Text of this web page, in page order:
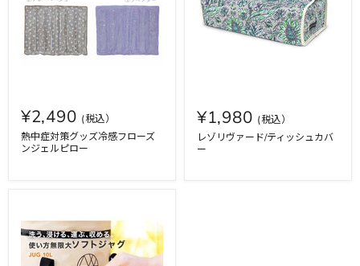
¥2,490
熱中症対策グッズ冷感フローズ
ンジェルピロー
¥1,980
レゾリヴァード/ティッシュカバ
ー